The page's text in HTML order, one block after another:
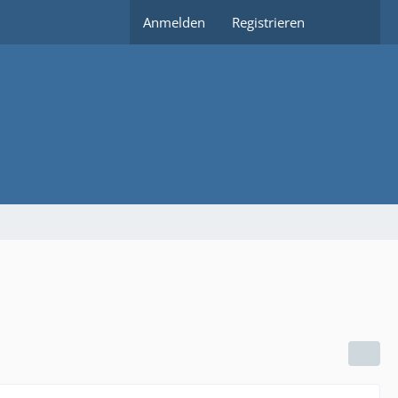
Anmelden Registrieren